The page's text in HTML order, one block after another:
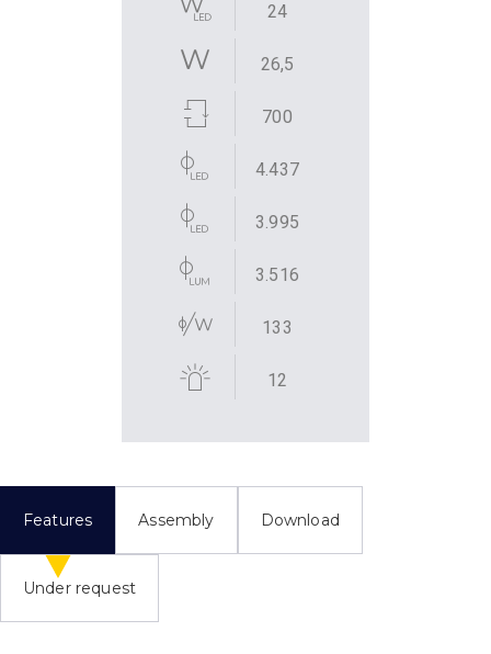
24
26,5
700
4.437
3.995
3.516
133
12
Features Assembly Download
Under request